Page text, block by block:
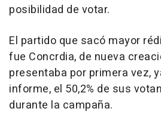
posibilidad de votar.
El partido que sacó mayor
fue Concrdia, de nueva
presentaba por primera vez,
informe, el 50,2% de sus
durante la campaña.